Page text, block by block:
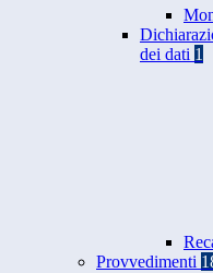
dei dati 1
Provvedimenti